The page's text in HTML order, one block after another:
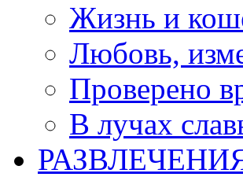
Жизнь и
Любовь,
Проверено
В лучах